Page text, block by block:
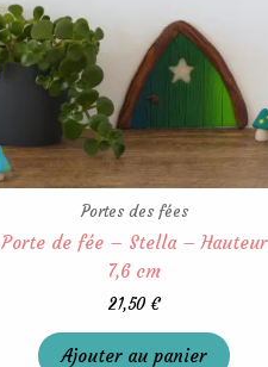
Portes des fées
Porte de fée – Stella – Hauteur
7,6 cm
21,50€
Ajouter au panier